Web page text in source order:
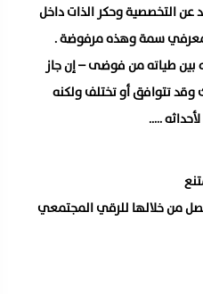
التخصصية وحكر الذات داخل
سمة وهذه مرفوضة .
بين طياته من فوضى – إن جاز
وقد تتوافق أو تختلف ولكنه
…..
من خلالها للرقي المجتمعي